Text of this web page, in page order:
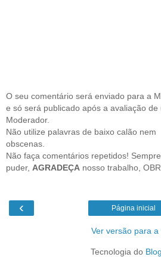
O seu comentário será enviado para a
e só será publicado após a avaliação de
Moderador.
Não utilize palavras de baixo calão nem
obscenas.
Não faça comentários repetidos!
puder, AGRADEÇA nosso trabalho,
‹ Página inicial
Ver versão para a
Tecnologia do